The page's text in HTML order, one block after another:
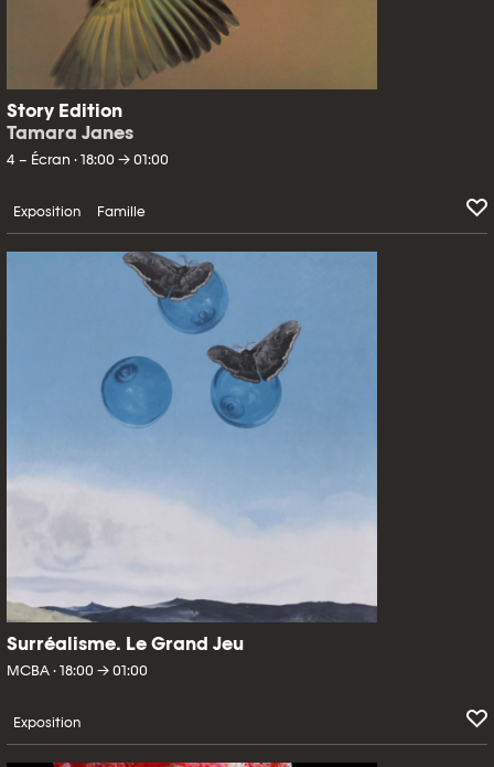
Story Edition
Tamara Janes
4 – Écran · 18:00 → 01:00
Exposition Famille
Surréalisme. Le Grand Jeu
MCBA · 18:00 → 01:00
Exposition